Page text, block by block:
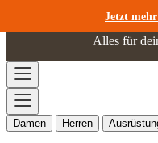
Jetzt
Zum Inhalt springen
Alles für
Damen Herren